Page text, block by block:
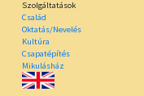
Szolgáltatások
Család
Oktatás/Nevelés
Kultúra
Csapatépítés
Mikulásház